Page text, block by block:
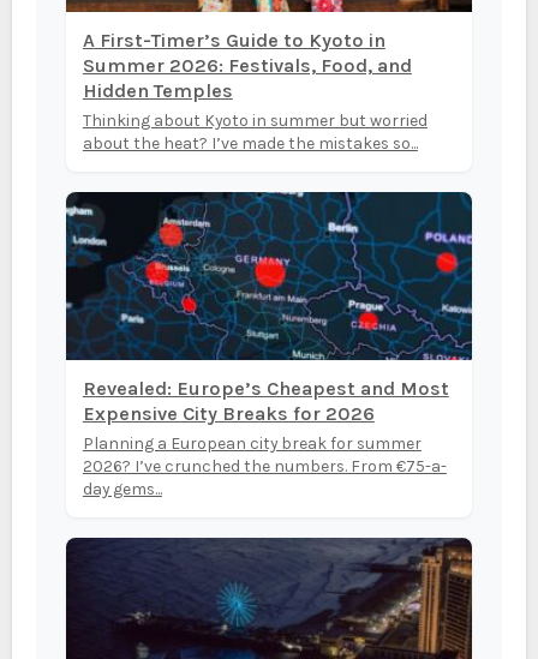
A First-Timer’s Guide to Kyoto in
Summer 2026: Festivals, Food, and
Hidden Temples
Thinking about Kyoto in summer but worried
about the heat? I’ve made the mistakes so...
Revealed: Europe’s Cheapest and Most
Expensive City Breaks for 2026
Planning a European city break for summer
2026? I’ve crunched the numbers. From €75-a-
day gems...